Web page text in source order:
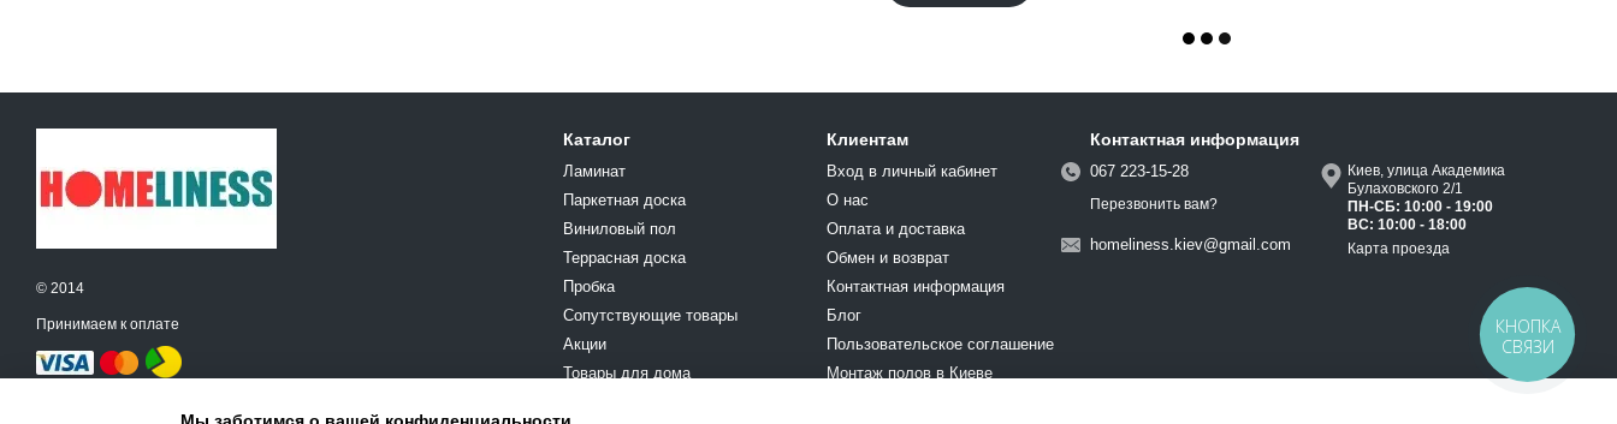
© 2014
Принимаем к оплате
Мобильная версия
Каталог
Ламинат
Паркетная доска
Виниловый пол
Террасная доска
Пробка
Cопутствующие товары
Акции
Товары для дома
Клиентам
Вход в личный кабинет
О нас
Оплата и доставка
Обмен и возврат
Контактная информация
Блог
Пользовательское соглашение
Монтаж полов в Киеве
Контактная информация
067 223-15-28
Перезвонить вам?
homeliness.kiev@gmail.com
Киев, улица Академика
Булаховского 2/1
ПН-СБ: 10:00 - 19:00
ВС: 10:00 - 18:00
Карта проезда
Мы заботимся о вашей конфиденциальности
КНОПКА
СВЯЗИ